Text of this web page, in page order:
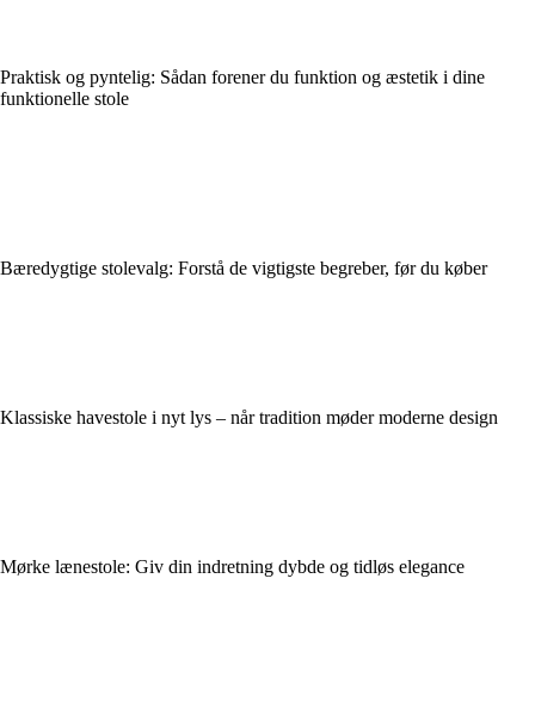
Praktisk og pyntelig: Sådan forener du funktion og æstetik i dine
funktionelle stole
Bæredygtige stolevalg: Forstå de vigtigste begreber, før du køber
Klassiske havestole i nyt lys – når tradition møder moderne design
Mørke lænestole: Giv din indretning dybde og tidløs elegance